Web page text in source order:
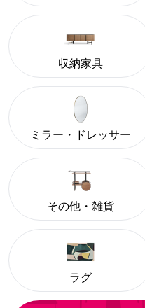
収納家具
ミラー・ドレッサー
その他・雑貨
ラグ